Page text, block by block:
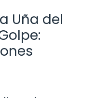
Uña del